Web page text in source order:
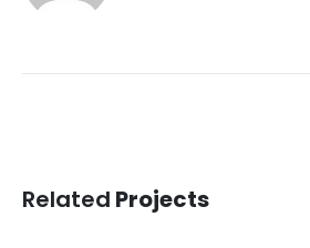
Related Projects